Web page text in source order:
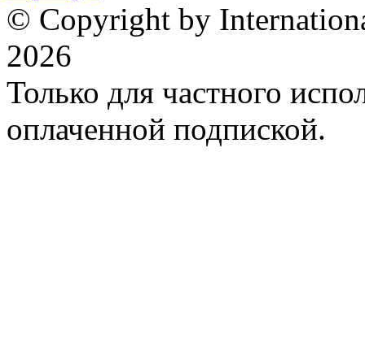
© Copyright by
2026
Только для частного
оплаченной подпиской.